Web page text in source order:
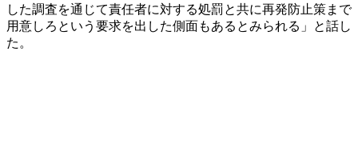
した調査を通じて責任者に対する処罰と共に再発防止策まで
用意しろという要求を出した側面もあるとみられる」と話し
た。